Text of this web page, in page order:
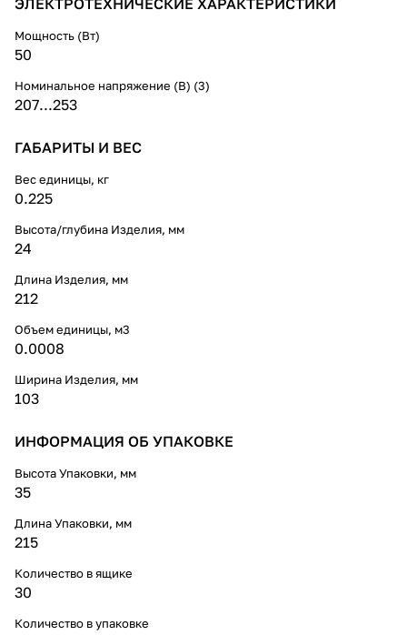
Мощность (Вт)
50
Номинальное напряжение (В) (3)
207...253
ГАБАРИТЫ И ВЕС
Вес единицы, кг
0.225
Высота/глубина Изделия, мм
24
Длина Изделия, мм
212
Объем единицы, м3
0.0008
Ширина Изделия, мм
103
ИНФОРМАЦИЯ ОБ УПАКОВКЕ
Высота Упаковки, мм
35
Длина Упаковки, мм
215
Количество в ящике
30
Количество в упаковке